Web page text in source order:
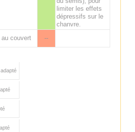
limiter les effets
dépressifs sur le
chanvre.
couvert
--